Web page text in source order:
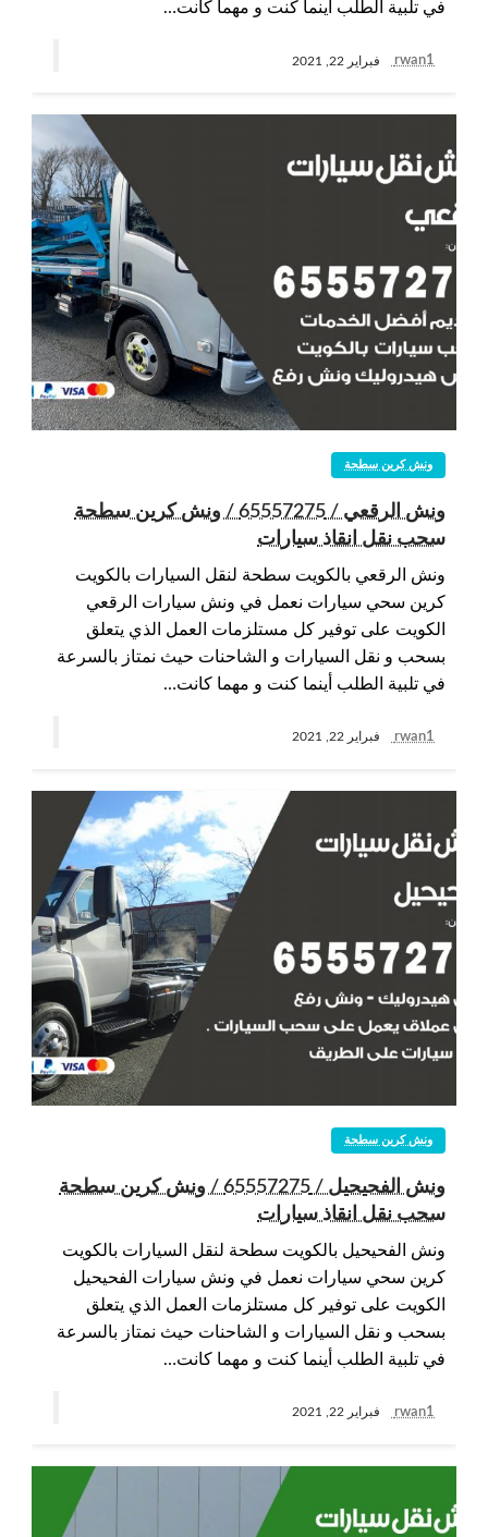
في تلبية الطلب أينما كنت و مهما كانت…
rwan1 فبراير 22, 2021
ونش كرين سطحة
ونش الرقعي / 65557275 / ونش كرين سطحة
سحب نقل انقاذ سيارات
ونش الرقعي بالكويت سطحة لنقل السيارات بالكويت
كرين سحي سيارات نعمل في ونش سيارات الرقعي
الكويت على توفير كل مستلزمات العمل الذي يتعلق
بسحب و نقل السيارات و الشاحنات حيث نمتاز بالسرعة
في تلبية الطلب أينما كنت و مهما كانت…
rwan1 فبراير 22, 2021
ونش كرين سطحة
ونش الفحيحيل / 65557275 / ونش كرين سطحة
سحب نقل انقاذ سيارات
ونش الفحيحيل بالكويت سطحة لنقل السيارات بالكويت
كرين سحي سيارات نعمل في ونش سيارات الفحيحيل
الكويت على توفير كل مستلزمات العمل الذي يتعلق
بسحب و نقل السيارات و الشاحنات حيث نمتاز بالسرعة
في تلبية الطلب أينما كنت و مهما كانت…
rwan1 فبراير 22, 2021